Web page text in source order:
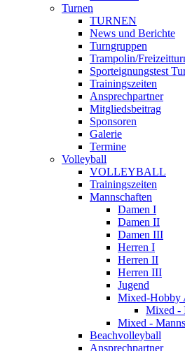
Turnen
TURNEN
News und Berichte
Turngruppen
Trampolin/
Sporteignungstest
Trainingszeiten
Ansprechpartner
Mitgliedsbeitrag
Sponsoren
Galerie
Termine
Volleyball
VOLLEYBALL
Trainingszeiten
Mannschaften
Damen I
Damen II
Damen III
Herren I
Herren II
Herren III
Jugend
Mixed-Hobby
Mixed -
Mixed -
Beachvolleyball
Ansprechpartner